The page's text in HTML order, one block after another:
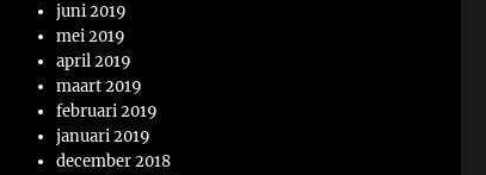
juni 2019
mei 2019
april 2019
maart 2019
februari 2019
januari 2019
december 2018